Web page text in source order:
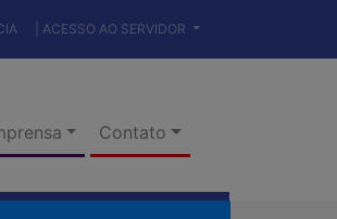
| ACESSO AO SERVIDOR
Contato